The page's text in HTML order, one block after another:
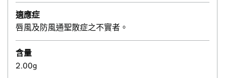
適應症
唇風及防風通聖散症之不實者。
含量
2.00g